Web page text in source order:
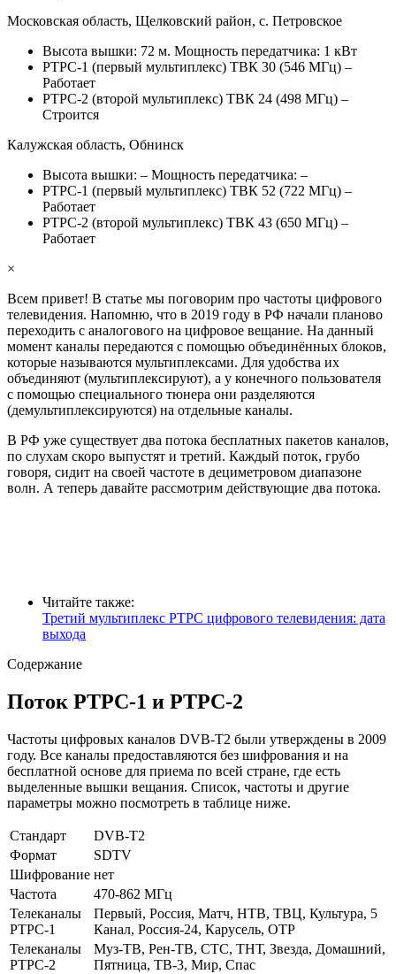
Московская область, Щелковский район, с. Петровское
Высота вышки: 72 м. Мощность передатчика: 1 кВт
РТРС-1 (первый мультиплекс) ТВК 30 (546 МГц) –
Работает
РТРС-2 (второй мультиплекс) ТВК 24 (498 МГц) –
Строится
Калужская область, Обнинск
Высота вышки: – Мощность передатчика: –
РТРС-1 (первый мультиплекс) ТВК 52 (722 МГц) –
Работает
РТРС-2 (второй мультиплекс) ТВК 43 (650 МГц) –
Работает
×
Всем привет! В статье мы поговорим про частоты цифрового
телевидения. Напомню, что в 2019 году в РФ начали планово
переходить с аналогового на цифровое вещание. На данный
момент каналы передаются с помощью объединённых блоков,
которые называются мультиплексами. Для удобства их
объединяют (мультиплексируют), а у конечного пользователя
с помощью специального тюнера они разделяются
(демультиплексируются) на отдельные каналы.
В РФ уже существует два потока бесплатных пакетов каналов,
по слухам скоро выпустят и третий. Каждый поток, грубо
говоря, сидит на своей частоте в дециметровом диапазоне
волн. А теперь давайте рассмотрим действующие два потока.
Читайте также:
Третий мультиплекс РТРС цифрового телевидения: дата
выхода
Содержание
Поток РТРС-1 и РТРС-2
Частоты цифровых каналов DVB-T2 были утверждены в 2009
году. Все каналы предоставляются без шифрования и на
бесплатной основе для приема по всей стране, где есть
выделенные вышки вещания. Список, частоты и другие
параметры можно посмотреть в таблице ниже.
Стандарт
DVB-T2
Формат
SDTV
Шифрование нет
Частота
470-862 МГц
Телеканалы
РТРС-1
Первый, Россия, Матч, НТВ, ТВЦ, Культура, 5
Канал, Россия-24, Карусель, ОТР
Телеканалы
РТРС-2
Муз-ТВ, Рен-ТВ, СТС, ТНТ, Звезда, Домашний,
Пятница, ТВ-3, Мир, Спас